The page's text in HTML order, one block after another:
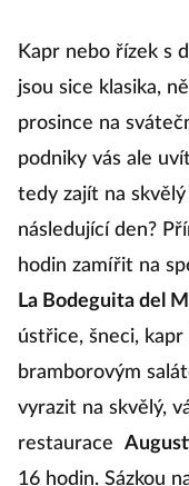
Kapr nebo řízek s
jsou sice klasika,
prosince na
podniky vás ale
tedy zajít na
následující den?
hodin zamířit na
La Bodeguita del
ústřice, šneci,
bramborovým
vyrazit na skvělý,
restaurace
16 hodin. Sázkou